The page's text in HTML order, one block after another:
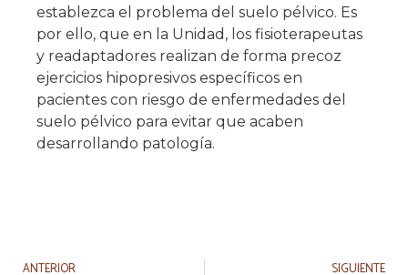
establezca el problema del suelo pélvico. Es
por ello, que en la Unidad, los fisioterapeutas
y readaptadores realizan de forma precoz
ejercicios hipopresivos específicos en
pacientes con riesgo de enfermedades del
suelo pélvico para evitar que acaben
desarrollando patología.
ANTERIOR SIGUIENTE